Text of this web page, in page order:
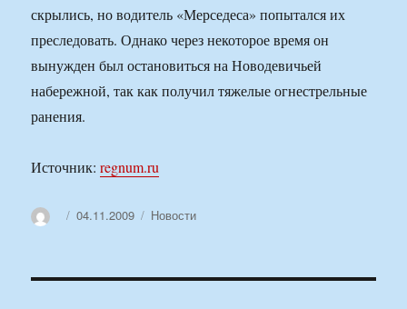
скрылись, но водитель «Мерседеса» попытался их
преследовать. Однако через некоторое время он
вынужден был остановиться на Новодевичьей
набережной, так как получил тяжелые огнестрельные
ранения.
Источник:regnum.ru
АвторОпубликовано
04.11.2009 Рубрики
Новости